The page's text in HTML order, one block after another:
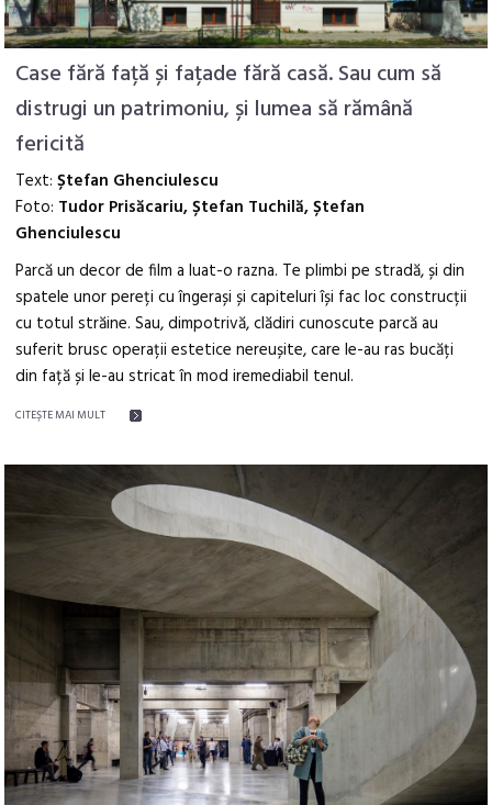
Case fără față și fațade fără casă. Sau cum să
distrugi un patrimoniu, și lumea să rămână
fericită
Text:Ștefan Ghenciulescu
Foto: Tudor Prisăcariu, Ștefan Tuchilă, Ștefan
Ghenciulescu
Parcă un decor de film a luat-o razna. Te plimbi pe stradă, și din
spatele unor pereți cu îngerași și capiteluri își fac loc construcții
cu totul străine. Sau, dimpotrivă, clădiri cunoscute parcă au
suferit brusc operații estetice nereușite, care le-au ras bucăți
din față și le-au stricat în mod iremediabil tenul.
CITEŞTE MAI MULT